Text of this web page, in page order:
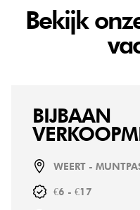
Bekijk
BIJBAAN
WEERT -
€6 - €17